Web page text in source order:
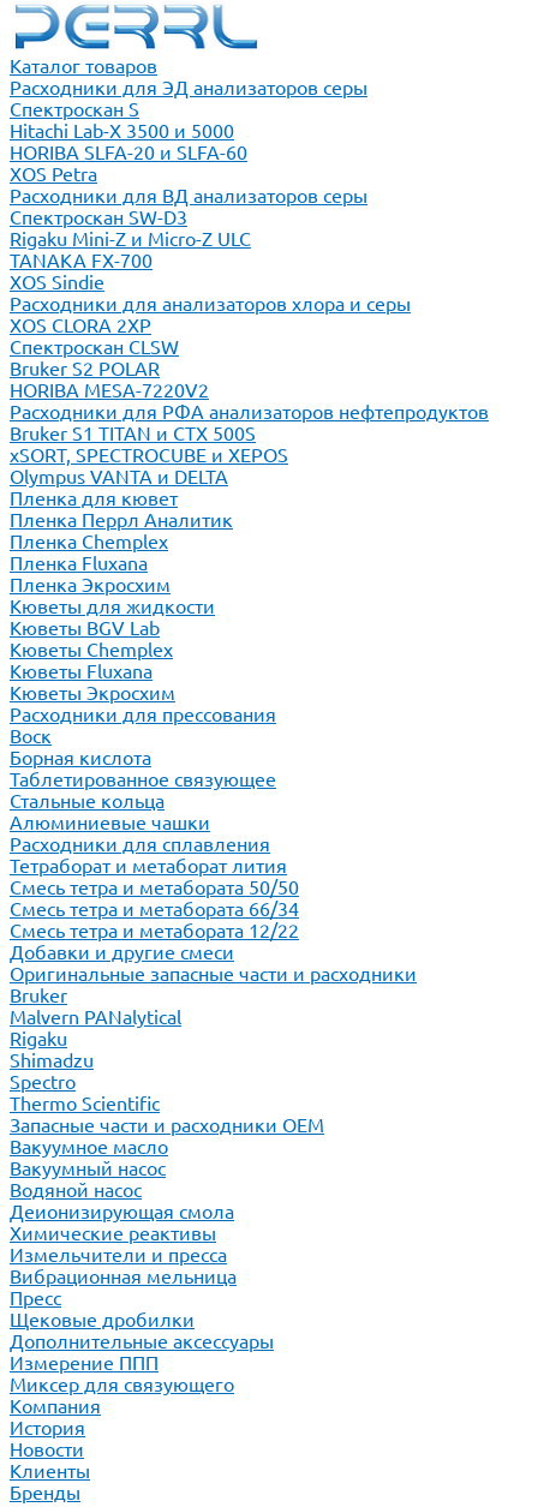
Каталог товаров
Расходники для ЭД анализаторов серы
Спектроскан S
Hitachi Lab-X 3500 и 5000
HORIBA SLFA-20 и SLFA-60
XOS Petra
Расходники для ВД анализаторов серы
Спектроскан SW-D3
Rigaku Mini-Z и Micro-Z ULC
TANAKA FX-700
XOS Sindie
Расходники для анализаторов хлора и серы
XOS CLORA 2XP
Спектроскан CLSW
Bruker S2 POLAR
HORIBA MESA-7220V2
Расходники для РФА анализаторов нефтепродуктов
Bruker S1 TITAN и CTX 500S
xSORT, SPECTROCUBE и XEPOS
Olympus VANTA и DELTA
Пленка для кювет
Пленка Перрл Аналитик
Пленка Chemplex
Пленка Fluxana
Пленка Экросхим
Кюветы для жидкости
Кюветы BGV Lab
Кюветы Chemplex
Кюветы Fluxana
Кюветы Экросхим
Расходники для прессования
Воск
Борная кислота
Таблетированное связующее
Стальные кольца
Алюминиевые чашки
Расходники для сплавления
Тетраборат и метаборат лития
Смесь тетра и метабората 50/50
Смесь тетра и метабората 66/34
Смесь тетра и метабората 12/22
Добавки и другие смеси
Оригинальные запасные части и расходники
Bruker
Malvern PANalytical
Rigaku
Shimadzu
Spectro
Thermo Scientific
Запасные части и расходники ОЕМ
Вакуумное масло
Вакуумный насос
Водяной насос
Деионизирующая смола
Химические реактивы
Измельчители и пресса
Вибрационная мельница
Пресс
Щековые дробилки
Дополнительные аксессуары
Измерение ППП
Миксер для связующего
Компания
История
Новости
Клиенты
Бренды